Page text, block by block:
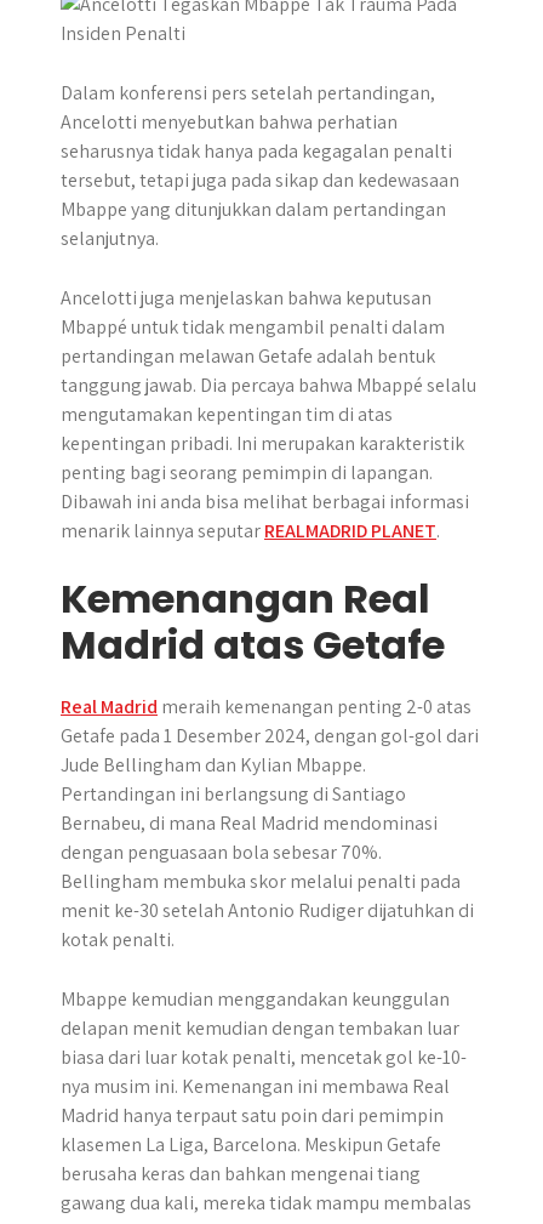
r
Dalam konferensi pers setelah pertandingan,
Ancelotti menyebutkan bahwa perhatian
seharusnya tidak hanya pada kegagalan penalti
tersebut, tetapi juga pada sikap dan kedewasaan
Mbappe yang ditunjukkan dalam pertandingan
selanjutnya.
Ancelotti juga menjelaskan bahwa keputusan
Mbappé untuk tidak mengambil penalti dalam
pertandingan melawan Getafe adalah bentuk
tanggung jawab. Dia percaya bahwa Mbappé selalu
mengutamakan kepentingan tim di atas
kepentingan pribadi. Ini merupakan karakteristik
penting bagi seorang pemimpin di lapangan.
Dibawah ini anda bisa melihat berbagai informasi
menarik lainnya seputarREALMADRID PLANET.
Kemenangan Real
Madrid atas Getafe
Real Madrid meraih kemenangan penting 2-0 atas
Getafe pada 1 Desember 2024, dengan gol-gol dari
Jude Bellingham dan Kylian Mbappe.
Pertandingan ini berlangsung di Santiago
Bernabeu, di mana Real Madrid mendominasi
dengan penguasaan bola sebesar 70%.
Bellingham membuka skor melalui penalti pada
menit ke-30 setelah Antonio Rudiger dijatuhkan di
kotak penalti.
Mbappe kemudian menggandakan keunggulan
delapan menit kemudian dengan tembakan luar
biasa dari luar kotak penalti, mencetak gol ke-10-
nya musim ini. Kemenangan ini membawa Real
Madrid hanya terpaut satu poin dari pemimpin
klasemen La Liga, Barcelona. Meskipun Getafe
berusaha keras dan bahkan mengenai tiang
gawang dua kali, mereka tidak mampu membalas